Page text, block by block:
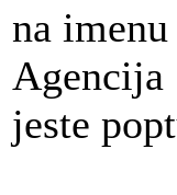
na
jeste